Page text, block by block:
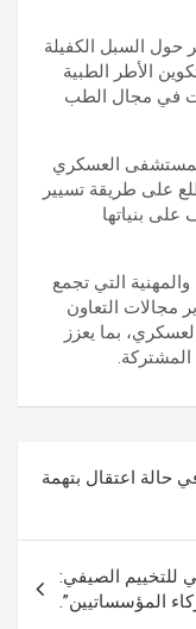
حول السبل الكفيلة
الأطر الطبية
في مجال الطب
المستشفى العسكري
على طريقة تسيير
بنياتها
التي تجمع
مجالات التعاون
بما يعزز
المشتركة.
حالة اعتقال بتهمة
للتخييم الصيفي:
المؤسساتيين”.